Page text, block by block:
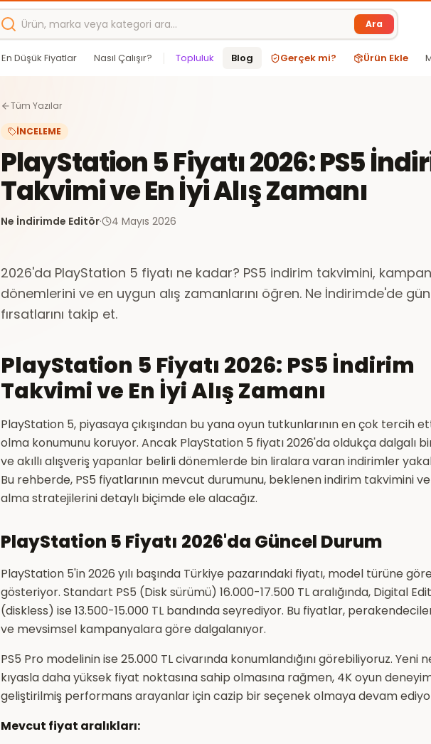
Ara
En Düşük Fiyatlar Nasıl Çalışır? Topluluk Blog Gerçek mi? Ürün Ekle
Tüm Yazılar
İNCELEME
PlayStation 5 Fiyatı 2026: PS5
Takvimi ve En İyi Alış Zamanı
Ne İndirimde Editör· 4 Mayıs 2026
2026'da PlayStation 5 fiyatı ne kadar? PS5 indirim takvimini,
dönemlerini ve en uygun alış zamanlarını öğren. Ne İndirimde'de
fırsatlarını takip et.
PlayStation 5 Fiyatı 2026: PS5 İndirim
Takvimi ve En İyi Alış Zamanı
PlayStation 5, piyasaya çıkışından bu yana oyun tutkunlarının en çok tercih
olma konumunu koruyor. Ancak PlayStation 5 fiyatı 2026'da oldukça dalgalı
ve akıllı alışveriş yapanlar belirli dönemlerde bin liralara varan indirimler
Bu rehberde, PS5 fiyatlarının mevcut durumunu, beklenen indirim takvimini ve
alma stratejilerini detaylı biçimde ele alacağız.
PlayStation 5 Fiyatı 2026'da Güncel Durum
PlayStation 5'in 2026 yılı başında Türkiye pazarındaki fiyatı, model türüne
gösteriyor. Standart PS5 (Disk sürümü) 16.000-17.500 TL aralığında, Digital
(diskless) ise 13.500-15.000 TL bandında seyrediyor. Bu fiyatlar,
ve mevsimsel kampanyalara göre dalgalanıyor.
PS5 Pro modelinin ise 25.000 TL civarında konumlandığını görebiliyoruz. Yeni
kıyasla daha yüksek fiyat noktasına sahip olmasına rağmen, 4K oyun
geliştirilmiş performans arayanlar için cazip bir seçenek olmaya devam
Mevcut fiyat aralıkları: